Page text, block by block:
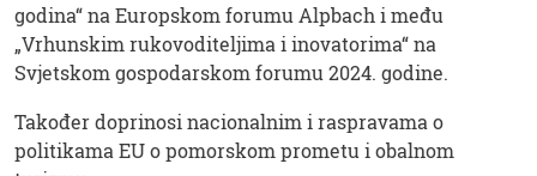
godina“ na Europskom forumu Alpbach i među
„Vrhunskim rukovoditeljima i inovatorima“ na
Svjetskom gospodarskom forumu 2024. godine.
Također doprinosi nacionalnim i raspravama o
politikama EU o pomorskom prometu i obalnom